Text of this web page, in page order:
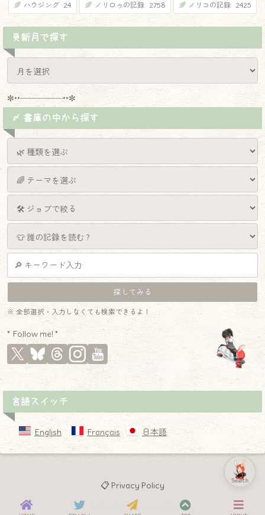
ハウジング 24 ノリロゥの記録 2758 ノリコの記録 2425
更新月で探す
✼••┈┈┈┈┈┈┈┈┈••✼
〆 書庫の中から探す
※ 全部選択・入力しなくても検索できるよ！
* Follow me! *
言語スイッチ
English Français 日本語
📋 Privacy Policy
© 2020-2026 Norirow Note.
Search